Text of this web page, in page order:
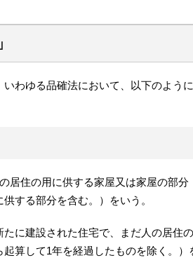
わゆる品確法において、以下のよう
居住の用に供する家屋又は家屋の部分
する部分を含む。）をいう。
たに建設された住宅で、まだ人の居住
算して1年を経過したものを除く。）